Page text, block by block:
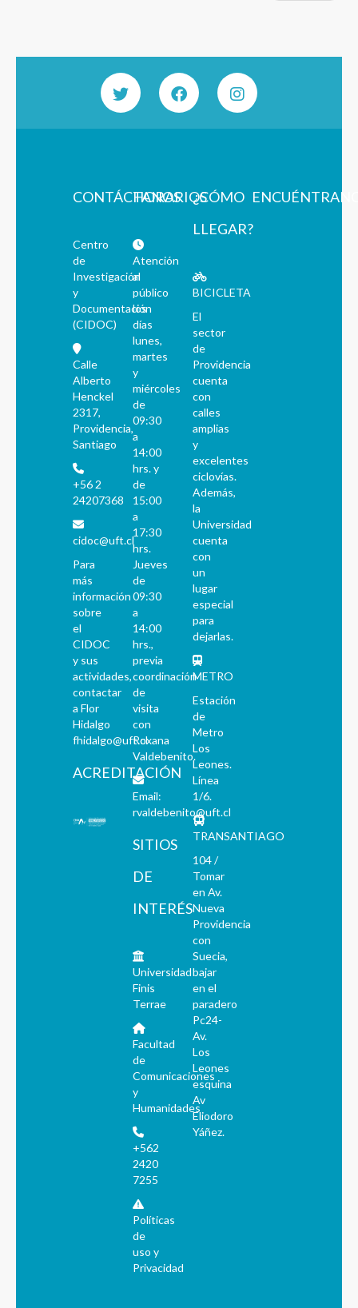
CONTÁCTANOS
Centro
de
Investigación
y
Documentación
(CIDOC)
Calle
Alberto
Henckel
2317,
Providencia,
Santiago
+56 2
24207368
cidoc@uft.cl
Para
más
información
sobre
el
CIDOC
y sus
actividades,
contactar
a Flor
Hidalgo
fhidalgo@uft.cl
ACREDITACIÓN
HORARIOS
Atención
al
público
los
días
lunes,
martes
y
miércoles
de
09:30
a
14:00
hrs. y
de
15:00
a
17:30
hrs.
Jueves
de
09:30
a
14:00
hrs.,
previa
coordinación
de
visita
con
Roxana
Valdebenito.
Email:
rvaldebenito@uft.cl
SITIOS
DE
INTERÉS
Universidad
Finis
Terrae
Facultad
de
Comunicaciones
y
Humanidades
+562
2420
7255
Políticas
de
uso y
Privacidad
¿CÓMO
LLEGAR?
BICICLETA
El
sector
de
Providencia
cuenta
con
calles
amplias
y
excelentes
ciclovías.
Además,
la
Universidad
cuenta
con
un
lugar
especial
para
dejarlas.
METRO
Estación
de
Metro
Los
Leones.
Línea
1/6.
TRANSANTIAGO
104 /
Tomar
en Av.
Nueva
Providencia
con
Suecia,
bajar
en el
paradero
Pc24-
Av.
Los
Leones
esquina
Av
Eliodoro
Yáñez.